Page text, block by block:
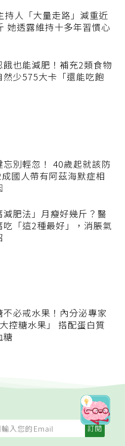
持人「大量走路」減重近
她透露維持十多年習慣心
餓也能減肥！補充2類食物
然少575大卡「還能吃飽
忘別輕忽！ 40歲起就該防
國人帶有阿茲海默症相
減肥法」月瘦好幾斤？醫
吃「這2種最好」，消脹氣
不必戒水果！內分泌專家
控糖水果」 搭配蛋白質
糖